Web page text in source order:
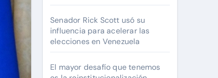
Senador Rick Scott usó su
influencia para acelerar las
elecciones en Venezuela
El mayor desafío que tenemos